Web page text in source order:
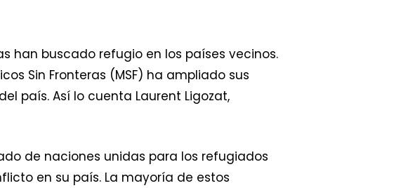
han buscado refugio en los países vecinos.
Sin Fronteras (MSF) ha ampliado sus
país. Así lo cuenta Laurent Ligozat,
de naciones unidas para los refugiados
en su país. La mayoría de estos